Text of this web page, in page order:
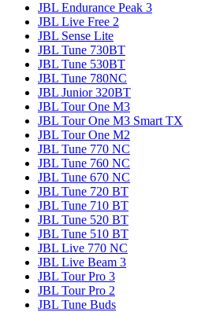
JBL Endurance Peak 3
JBL Live Free 2
JBL Sense Lite
JBL Tune 730BT
JBL Tune 530BT
JBL Tune 780NC
JBL Junior 320BT
JBL Tour One M3
JBL Tour One M3 Smart TX
JBL Tour One M2
JBL Tune 770 NC
JBL Tune 760 NC
JBL Tune 670 NC
JBL Tune 720 BT
JBL Tune 710 BT
JBL Tune 520 BT
JBL Tune 510 BT
JBL Live 770 NC
JBL Live Beam 3
JBL Tour Pro 3
JBL Tour Pro 2
JBL Tune Buds